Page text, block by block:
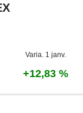
Varia. 1 janv.
+12,83 %